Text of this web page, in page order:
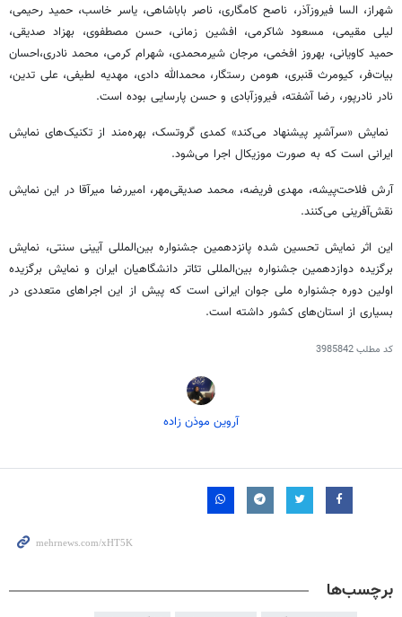
شهراز، السا فیروزآذر، ناصح کامگاری، ناصر باباشاهی، یاسر خاسب، حمید رحیمی،
لیلی مقیمی، مسعود شاکرمی، افشین زمانی، حسن مصطفوی، بهزاد صدیقی،
حمید کاویانی، بهروز افخمی، مرجان شیرمحمدی، شهرام کرمی، محمد نادری،احسان
بیات‌فر، کیومرث قنبری، هومن رستگار، محمدالله دادی، مهدیه لطیفی، علی تدین،
نادر نادرپور، رضا آشفته، فیروزآبادی و حسن پارسایی بوده است.
نمایش «سرآشپر پیشنهاد می‌کند» کمدی گروتسک، بهره‌مند از تکنیک‌های نمایش
ایرانی است که به صورت موزیکال اجرا می‌شود.
آرش فلاحت‌پیشه، مهدی فریضه، محمد صدیقی‌مهر، امیررضا میرآقا در این نمایش
نقش‌آفرینی می‌کنند.
این اثر نمایش تحسین شده پانزدهمین جشنواره بین‌المللی آیینی سنتی، نمایش
برگزیده دوازدهمین جشنواره بین‌المللی تئاتر دانشگاهیان ایران و نمایش برگزیده
اولین دوره جشنواره ملی جوان ایرانی است که پیش از این اجراهای متعددی در
بسیاری از استان‌های کشور داشته است.
کد مطلب3985842
آروین موذن زاده
برچسب‌ها